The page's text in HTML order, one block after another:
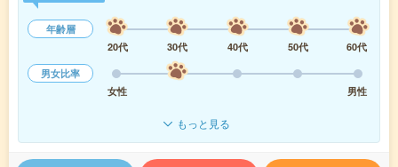
年齢層
20代
30代 40代 50代
60代
男女比率
女性
男性
もっと見る